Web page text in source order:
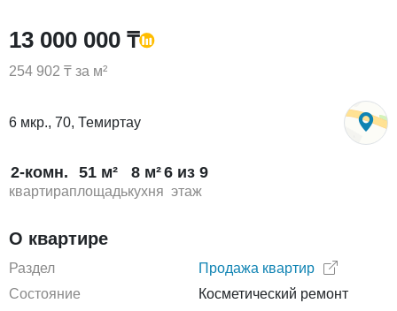
13 000 000 ₸
254 902 ₸ за м²
6 мкр., 70, Темиртау
2-комн.
квартира
51 м²
площадь
8 м²
кухня
6 из 9
этаж
О квартире
Раздел
Продажа квартир
Состояние
Косметический ремонт